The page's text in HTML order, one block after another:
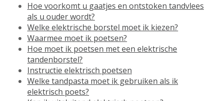
Hoe voorkomt u gaatjes en ontstoken tandvlees
als u ouder wordt?
Welke elektrische borstel moet ik kiezen?
Waarmee moet ik poetsen?
Hoe moet ik poetsen met een elektrische
tandenborstel?
Instructie elektrisch poetsen
Welke tandpasta moet ik gebruiken als ik
elektrisch poets?